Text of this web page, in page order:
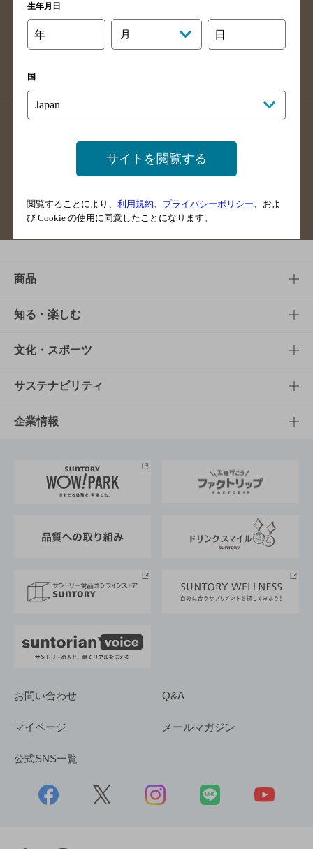
長崎県のバー検索
大分県のバー検索
熊本県のバー検索
掲載店舗様ログイン
サイトマップ ご意見・ご感想
商品
商品TOP
商品一覧
商品発売情報
栄養成分一覧
知る・楽しむ
知る・楽しむTOP
キャンペーン
工場見学
地域情報
文化・スポーツ
文化・スポーツTOP
サントリーホール
サントリーサンバーズ大阪
サステナビリティ
サステナビリティTOP
サントリーが考えるサステナビリティ経営
企業情報
企業概要
採用情報
お問い合わせ Q&A
マイページ メールマガジン
公式SNS一覧
生年月日
年 月 日
国
サイトを閲覧する
閲覧することにより、 利用規約 プライバシーポリシー 、およ
び Cookie の使用に同意したことになります。